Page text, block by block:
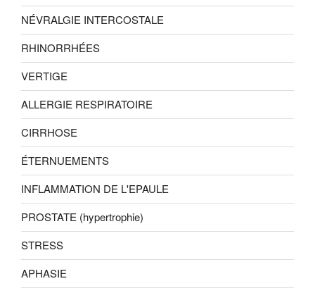
NÉVRALGIE INTERCOSTALE
RHINORRHÉES
VERTIGE
ALLERGIE RESPIRATOIRE
CIRRHOSE
ÉTERNUEMENTS
INFLAMMATION DE L'EPAULE
PROSTATE (hypertrophie)
STRESS
APHASIE